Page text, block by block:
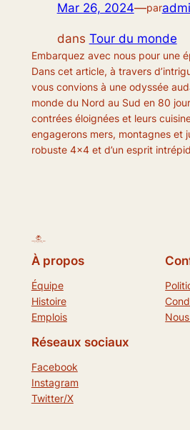
Mar 26, 2024—par
dans Tour du monde
Embarquez avec nous pour une
Dans cet article, à travers
vous convions à une odyssée
monde du Nord au Sud en 80
contrées éloignées et leurs
engagerons mers, montagnes et
robuste 4×4 et d’un esprit
À propos
Équipe
Histoire
Emplois
Réseaux sociaux
Facebook
Instagram
Twitter/X